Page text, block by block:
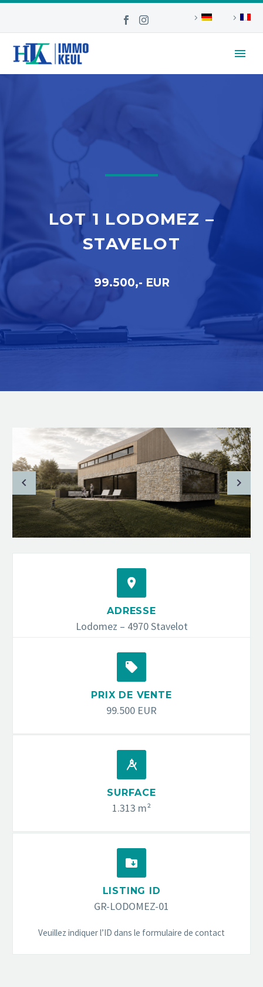
LOT 1 LODOMEZ –
STAVELOT
99.500,- EUR


ADRESSE
Lodomez – 4970 Stavelot


PRIX DE VENTE
99.500 EUR


SURFACE
1.313 m²


LISTING ID
GR-LODOMEZ-01
Veuillez indiquer l’ID dans le formulaire de contact